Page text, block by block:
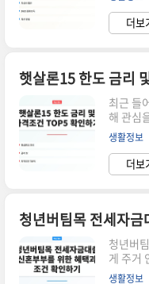
소득 순
적입니
지, 그리
정보를
내서 바
순위
전입신
의와 중
열했을
개인이
한 기..
더보
햇살론15 한도 금리
최근 들
해 관심
자들에
들이 자
있는지,
고 있습
직접보
접보증
기햇살
가기햇
대
생활정보
더보
청년버
게 주거
대출 상
생활정보